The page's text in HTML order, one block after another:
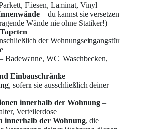
Fliesen, Laminat, Vinyl
– du kannst sie versetzen
Wände nie ohne Statiker!)
der Wohnungseingangstür
– Badewanne, WC, Waschbecken,
Einbauschränke
, sofern sie ausschließlich deiner
innerhalb der Wohnung –
Verteilerdose
innerhalb der Wohnung, die